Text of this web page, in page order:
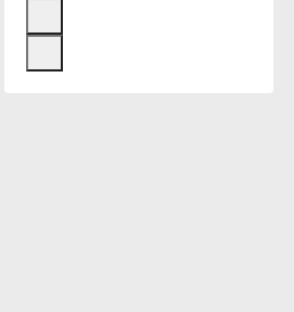
Français